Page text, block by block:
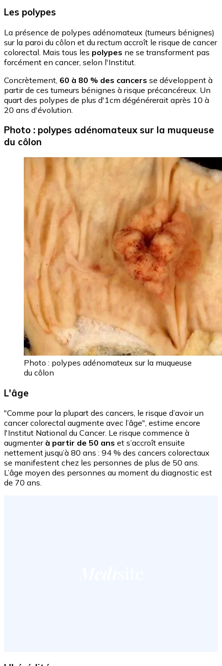
Les polypes
La présence de polypes adénomateux (tumeurs bénignes)
sur la paroi du côlon et du rectum accroît le risque de cancer
colorectal. Mais tous les polypes ne se transforment pas
forcément en cancer, selon l'Institut.
Concrètement, 60 à 80 % des cancers se développent à
partir de ces tumeurs bénignes à risque précancéreux. Un
quart des polypes de plus d'1cm dégénérerait après 10 à
20 ans d'évolution.
Photo : polypes adénomateux sur la muqueuse
du côlon
Photo : polypes adénomateux sur la muqueuse
du côlon
L'âge
"Comme pour la plupart des cancers, le risque d’avoir un
cancer colorectal augmente avec l’âge", estime encore
l'Institut National du Cancer. Le risque commence à
augmenter à partir de 50 ans et s’accroît ensuite
nettement jusqu’à 80 ans : 94 % des cancers colorectaux
se manifestent chez les personnes de plus de 50 ans.
L’âge moyen des personnes au moment du diagnostic est
de 70 ans.